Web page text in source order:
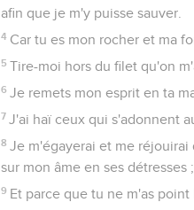
afin que je m'y puisse sauver.
4 Car tu es mon rocher et ma
5 Tire-moi hors du filet qu'on
6 Je remets mon esprit en ta
7 J'ai haï ceux qui s'adonnent
8 Je m'égayerai et me
sur mon âme en ses détresses ;
9 Et parce que tu ne m'as